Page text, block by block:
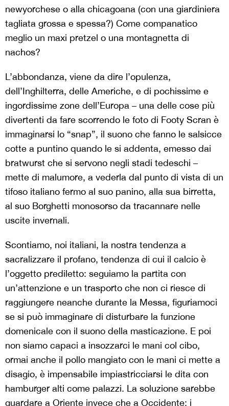
newyorchese o alla chicagoana (con una giardiniera
tagliata grossa e spessa?) Come companatico
meglio un maxi pretzel o una montagnetta di
nachos?
L’abbondanza, viene da dire l’opulenza,
dell’Inghilterra, delle Americhe, e di pochissime e
ingordissime zone dell’Europa – una delle cose più
divertenti da fare scorrendo le foto di Footy Scran è
immaginarsi lo “snap”, il suono che fanno le salsicce
cotte a puntino quando le si addenta, emesso dai
bratwurst che si servono negli stadi tedeschi –
mette di malumore, a vederla dal punto di vista di un
tifoso italiano fermo al suo panino, alla sua birretta,
al suo Borghetti monosorso da tracannare nelle
uscite invernali.
Scontiamo, noi italiani, la nostra tendenza a
sacralizzare il profano, tendenza di cui il calcio è
l’oggetto prediletto: seguiamo la partita con
un’attenzione e un trasporto che non ci riesce di
raggiungere neanche durante la Messa, figuriamoci
se si può immaginare di disturbare la funzione
domenicale con il suono della masticazione. E poi
non siamo capaci a insozzarci le mani col cibo,
ormai anche il pollo mangiato con le mani ci mette a
disagio, è impensabile impiastricciarsi le dita con
hamburger alti come palazzi. La soluzione sarebbe
guardare a Oriente invece che a Occidente: i